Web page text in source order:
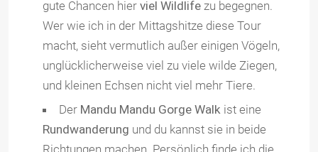
gute Chancen hier viel Wildlife zu begegnen.
Wer wie ich in der Mittagshitze diese Tour
macht, sieht vermutlich außer einigen Vögeln,
unglücklicherweise viel zu viele wilde Ziegen,
und kleinen Echsen nicht viel mehr Tiere.
Der Mandu Mandu Gorge Walk ist eine
Rundwanderung und du kannst sie in beide
Richtungen machen. Persönlich finde ich die